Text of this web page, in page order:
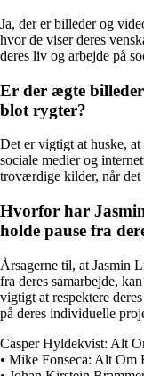
Ja, der er billeder og
hvor de viser deres
deres liv og arbejde på
Er der ægte
blot rygter?
Det er vigtigt at huske,
sociale medier og
troværdige kilder, når
Hvorfor har
holde pause fra
Årsagerne til, at Jasmin
fra deres samarbejde,
vigtigt at respektere
på deres individuelle
Casper Hyldekvist: Alt
• Mike Fonseca: Alt Om